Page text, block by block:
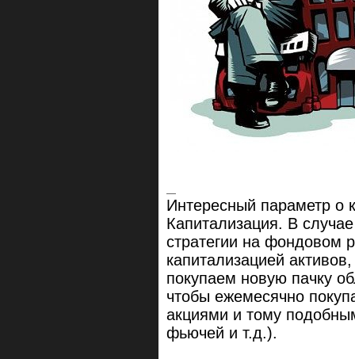
Интересный параметр о
Капитализация. В
стратегии на фондовом
капитализацией
покупаем новую пачку
чтобы ежемесячно
акциями и тому
фьючей и т.д.).